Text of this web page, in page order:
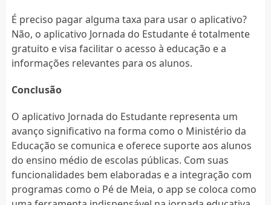
É preciso pagar alguma taxa para usar o aplicativo?
Não, o aplicativo Jornada do Estudante é totalmente
gratuito e visa facilitar o acesso à educação e a
informações relevantes para os alunos.
Conclusão
O aplicativo Jornada do Estudante representa um
avanço significativo na forma como o Ministério da
Educação se comunica e oferece suporte aos alunos
do ensino médio de escolas públicas. Com suas
funcionalidades bem elaboradas e a integração com
programas como o Pé de Meia, o app se coloca como